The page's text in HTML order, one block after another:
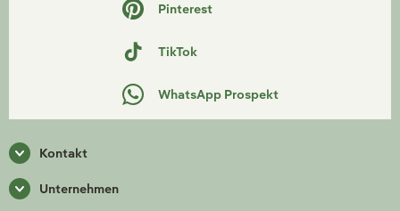
Pinterest
TikTok
WhatsApp Prospekt
Kontakt
Unternehmen